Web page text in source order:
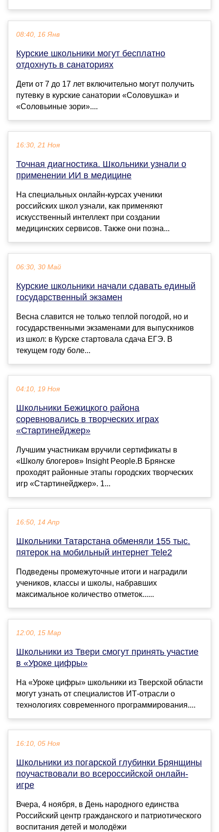
08:40, 16 Янв
Курские школьники могут бесплатно
отдохнуть в санаториях
Дети от 7 до 17 лет включительно могут получить
путевку в курские санатории «Соловушка» и
«Соловьиные зори»....
16:30, 21 Ноя
Точная диагностика. Школьники узнали о
применении ИИ в медицине
На специальных онлайн-курсах ученики
российских школ узнали, как применяют
искусственный интеллект при создании
медицинских сервисов. Также они позна...
06:30, 30 Май
Курские школьники начали сдавать единый
государственный экзамен
Весна славится не только теплой погодой, но и
государственными экзаменами для выпускников
из школ: в Курске стартовала сдача ЕГЭ. В
текущем году боле...
04:10, 19 Ноя
Школьники Бежицкого района
соревновались в творческих играх
«Стартинейджер»
Лучшим участникам вручили сертификаты в
«Школу блогеров» Insight People.В Брянске
проходят районные этапы городских творческих
игр «Стартинейджер». 1...
16:50, 14 Апр
Школьники Татарстана обменяли 155 тыс.
пятерок на мобильный интернет Tele2
Подведены промежуточные итоги и наградили
учеников, классы и школы, набравших
максимальное количество отметок......
12:00, 15 Мар
Школьники из Твери смогут принять участие
в «Уроке цифры»
На «Уроке цифры» школьники из Тверской области
могут узнать от специалистов ИТ-отрасли о
технологиях современного программирования....
16:10, 05 Ноя
Школьники из погарской глубинки Брянщины
поучаствовали во всероссийской онлайн-
игре
Вчера, 4 ноября, в День народного единства
Российский центр гражданского и патриотического
воспитания детей и молодёжи